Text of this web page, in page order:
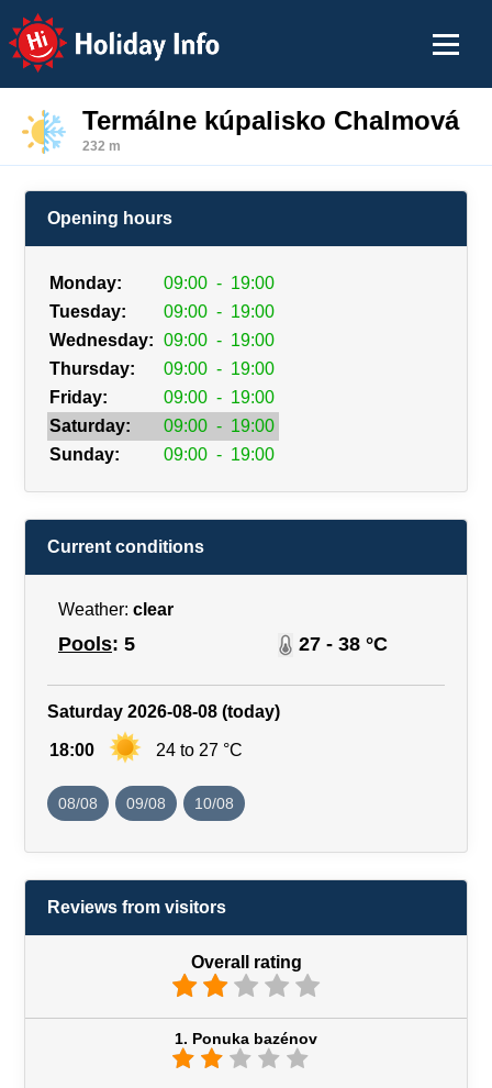
Holiday Info
Termálne kúpalisko Chalmová
232 m
Opening hours
Monday: 09:00 - 19:00
Tuesday:
09:00 - 19:00
Wednesday: 09:00 - 19:00
Thursday:
09:00 - 19:00
Friday:
09:00 - 19:00
Saturday:
09:00 - 19:00
Sunday:
09:00 - 19:00
Current conditions
Weather: clear
Pools: 5 27 - 38 °C
Saturday 2026-08-08 (today)
18:00 24 to 27 °C
08/08 09/08 10/08
Reviews from visitors
Overall rating
1. Ponuka bazénov